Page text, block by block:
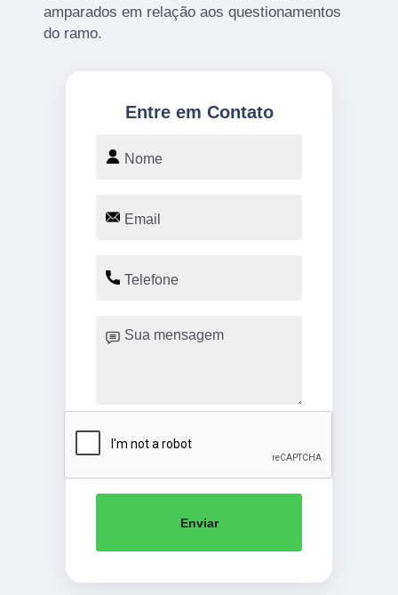
amparados em relação aos questionamentos
do ramo.
Entre em Contato
Enviar